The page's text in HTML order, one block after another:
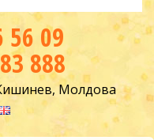
56 09
888
Молдова